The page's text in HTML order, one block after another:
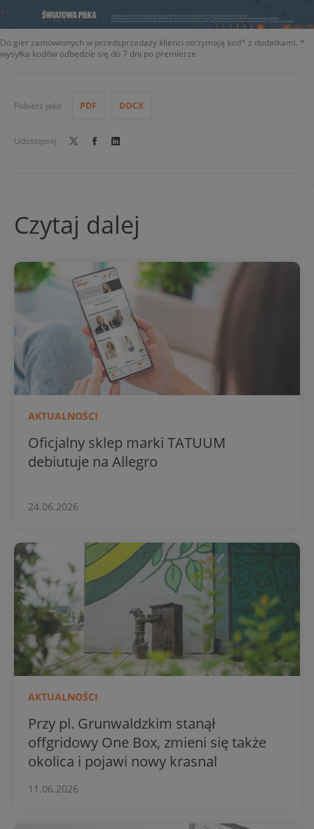
Do gier zamówionych w przedsprzedaży klienci otrzymają kod* z dodatkami. *
wysyłka kodów odbędzie się do 7 dni po premierze
Pobierz jako PDF DOCX
Udostępnij
Czytaj dalej
AKTUALNOŚCI
Oficjalny sklep marki TATUUM
debiutuje na Allegro
24.06.2026
AKTUALNOŚCI
Przy pl. Grunwaldzkim stanął
offgridowy One Box, zmieni się także
okolica i pojawi nowy krasnal
11.06.2026